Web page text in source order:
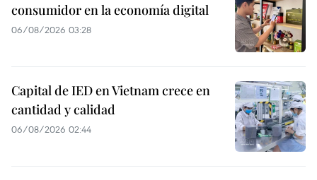
consumidor en la economía digital
06/08/2026 03:28
Capital de IED en Vietnam crece en
cantidad y calidad
06/08/2026 02:44